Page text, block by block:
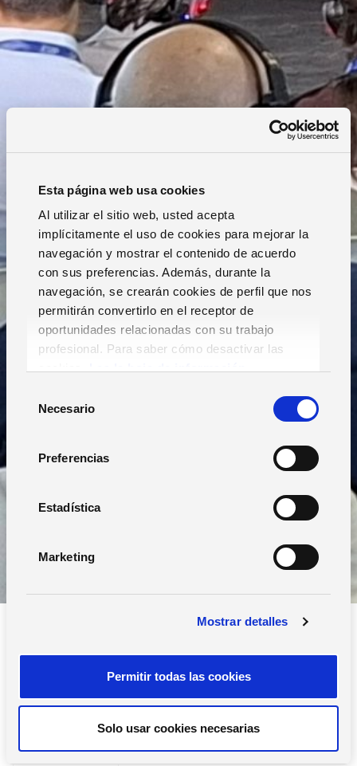
Esta página web usa cookies
Al utilizar el sitio web, usted acepta
implícitamente el uso de cookies para mejorar la
navegación y mostrar el contenido de acuerdo
con sus preferencias. Además, durante la
navegación, se crearán cookies de perfil que nos
permitirán convertirlo en el receptor de
oportunidades relacionadas con su trabajo
profesional. Para saber cómo desactivar las
n
m
Necesario
Preferencias
Estadística
Marketing
Mostrar detalles
Permitir todas las cookies
Solo usar cookies necesarias